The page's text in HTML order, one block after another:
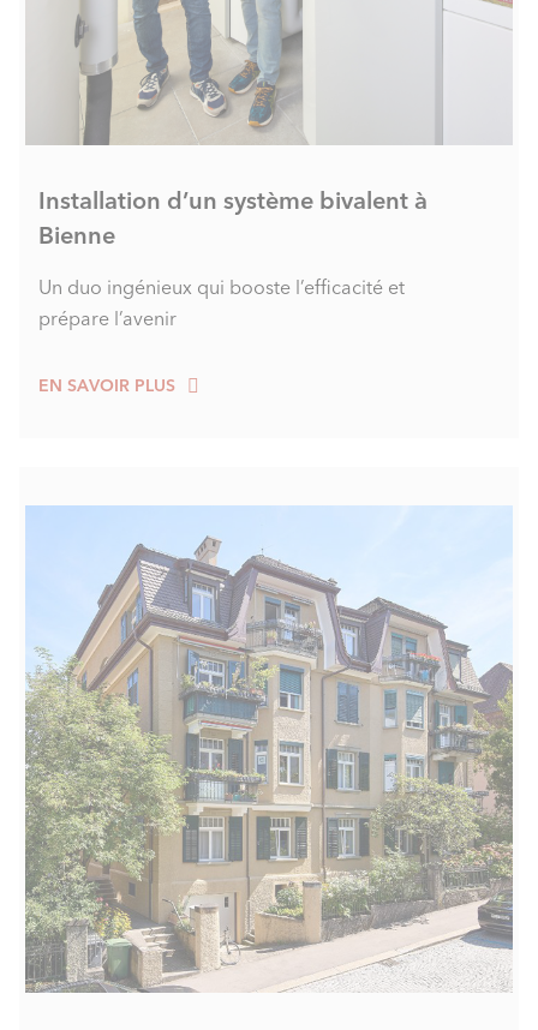
Installation d’un système bivalent à
Bienne
Un duo ingénieux qui booste l’efficacité et
prépare l’avenir
EN SAVOIR PLUS